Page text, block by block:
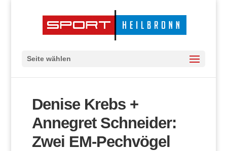
Seite wählen
Denise Krebs +
Annegret Schneider:
Zwei EM-Pechvögel